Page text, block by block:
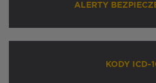
ALERTY
KODY ICD-